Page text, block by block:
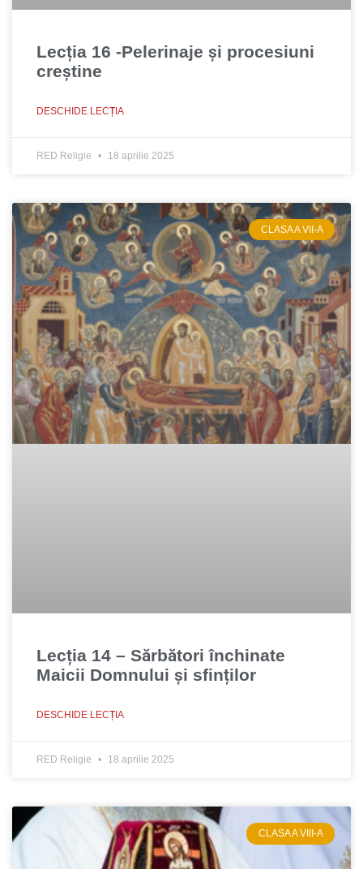
Lecția 16 -Pelerinaje şi procesiuni
creştine
DESCHIDE LECȚIA
RED Religie 18 aprilie 2025
CLASA A VII-A
Lecția 14 – Sărbători închinate
Maicii Domnului și sfinților
DESCHIDE LECȚIA
RED Religie 18 aprilie 2025
CLASA A VIII-A